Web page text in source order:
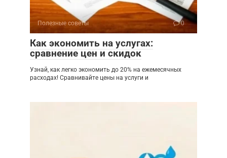
Полезные советы 0
Как экономить на услугах:
сравнение цен и скидок
Узнай, как легко экономить до 20% на ежемесячных
расходах! Сравнивайте цены на услуги и